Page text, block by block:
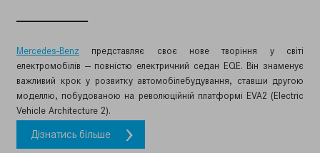
Mercedes-Benz представляє своє нове творіння у світі
електромобілів — повністю електричний седан EQE. Він знаменує
важливий крок у розвитку автомобілебудування, ставши другою
моделлю, побудованою на революційній платформі EVA2 (Electric
Vehicle Architecture 2).
Дізнатись більше